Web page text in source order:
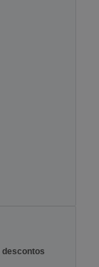
descontos